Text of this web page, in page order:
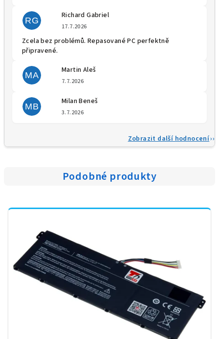
RG
Richard Gabriel
17.7.2026
Zcela bez problémů. Repasované PC perfektně
připravené.
MA
Martin Aleš
7.7.2026
MB
Milan Beneš
3.7.2026
Zobrazit další hodnocení
Podobné produkty